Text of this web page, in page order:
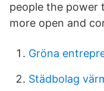
people the power
more open and
Gröna
Städbolag